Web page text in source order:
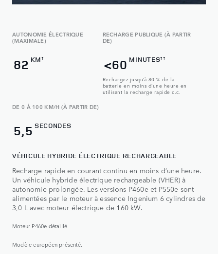
AUTONOMIE ÉLECTRIQUE
(MAXIMALE)
82 KM†
RECHARGE PUBLIQUE (À PARTIR
DE)
<60 MINUTES††
Rechargez jusqu’à 80 % de la
batterie en moins d’une heure en
utilisant la recharge rapide c.c.
DE 0 À 100 KM/H (À PARTIR DE)
5,5 SECONDES
VÉHICULE HYBRIDE ÉLECTRIQUE RECHARGEABLE
Recharge rapide en courant continu en moins d’une heure.
Un véhicule hybride électrique rechargeable (VHER) à
autonomie prolongée. Les versions P460e et P550e sont
alimentées par le moteur à essence Ingenium 6 cylindres de
3,0 L avec moteur électrique de 160 kW.
Moteur P460e détaillé.
Modèle européen présenté.